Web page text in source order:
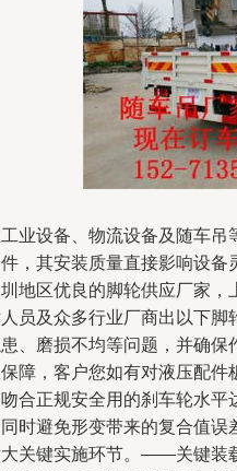
业设备、物流设备及随车吊
，其安装质量直接影响设备
地区优良的脚轮供应厂家，
员及众多行业厂商出以下脚
、磨损不均等问题，并确保
障，客户您如有对液压配件
合正规安全用的刹车轮水平
时避免形变带来的复合值误
关键实施环节。——关键装